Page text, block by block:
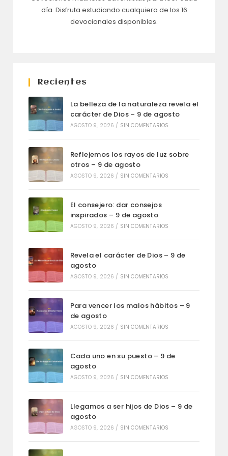
día. Disfruta estudiando cualquiera de los 16
devocionales disponibles.
Recientes
La belleza de la naturaleza revela el
carácter de Dios – 9 de agosto
AGOSTO 9, 2026 / SIN COMENTARIOS
Reflejemos los rayos de luz sobre
otros – 9 de agosto
AGOSTO 9, 2026 / SIN COMENTARIOS
El consejero: dar consejos
inspirados – 9 de agosto
AGOSTO 9, 2026 / SIN COMENTARIOS
Revela el carácter de Dios – 9 de
agosto
AGOSTO 9, 2026 / SIN COMENTARIOS
Para vencer los malos hábitos – 9
de agosto
AGOSTO 9, 2026 / SIN COMENTARIOS
Cada uno en su puesto – 9 de
agosto
AGOSTO 9, 2026 / SIN COMENTARIOS
Llegamos a ser hijos de Dios – 9 de
agosto
AGOSTO 9, 2026 / SIN COMENTARIOS